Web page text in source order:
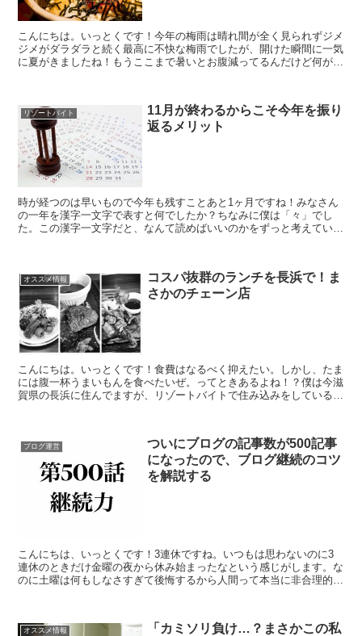
こんにちは。いっとくです！今年の梅雨は晴れ間が全く見られずジメ
ジメがダラダラと続く最高に不快な梅雨でしたが、開けた瞬間に一気
に夏がきましたね！もうここまで暑いとお腹減ってるんだけど何が食
リゾートバイト
11月が終わるからこそ今年を振り
返るメリット
時が経つのは早いもので今年も残すことあと1ヶ月ですね！みなさん
の一年を漢字一文字で表すと何でしたか？ちなみに僕は「々」でし
た。この漢字一文字だと、なんて読めばいいのかをずっと考えていた
オススメ情報
コスパ抜群のランチを長浜で！ま
さかのチェーン店
こんにちは。いっとくです！食費はなるべく抑えたい。しかし、たま
には腹一杯うまいもんを食べたいぜ。ってときあるよね！？僕は今滋
賀県の長浜に住んでますが、リゾートバイトで住み込みをしているた
ブログ運営
ついにブログの記事数が500記事
になったので、ブログ継続のコツ
を解説する
こんにちは、いっとくです！3連休ですね。いつもは思わないのに3
連休のときだけ金曜の夜から休み始まったなという感じがします。な
のに土曜は何もしなさすぎて後悔するから人間って本当に非合理的な
オススメ情報
「カミソリ負け…？まさかこの私